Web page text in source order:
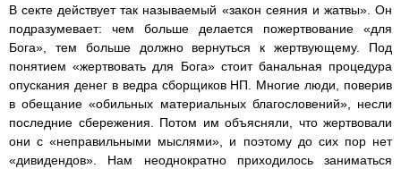
В секте действует так называемый «закон сеяния и жатвы». Он
подразумевает: чем больше делается пожертвование «для
Бога», тем больше должно вернуться к жертвующему. Под
понятием «жертвовать для Бога» стоит банальная процедура
опускания денег в ведра сборщиков НП. Многие люди, поверив
в обещание «обильных материальных благословений», несли
последние сбережения. Потом им объясняли, что жертвовали
они с «неправильными мыслями», и поэтому до сих пор нет
«дивидендов». Нам неоднократно приходилось заниматься